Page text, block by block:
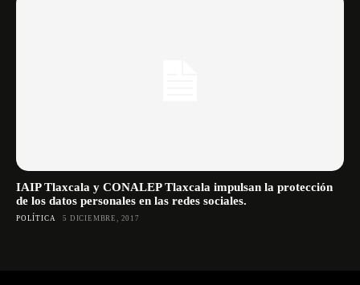
IAIP Tlaxcala y CONALEP Tlaxcala impulsan la protección
de los datos personales en las redes sociales.
POLÍTICA 5 DICIEMBRE, 2017